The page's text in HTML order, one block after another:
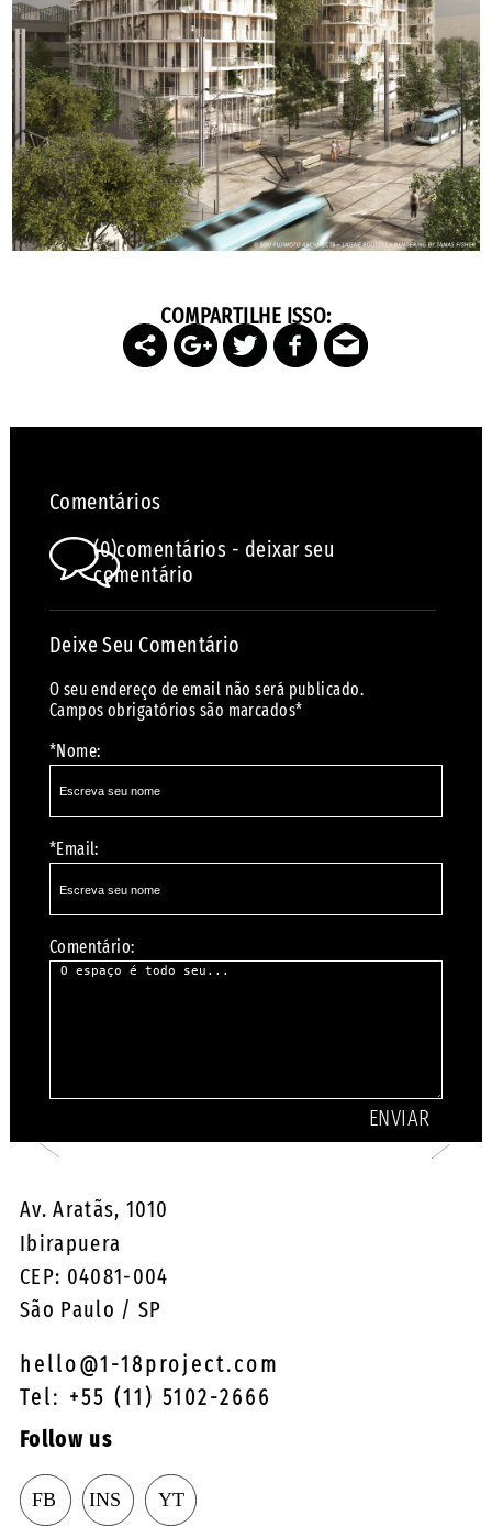
COMPARTILHE ISSO:
Comentários
(0)comentários - deixar seu
comentário
Deixe Seu Comentário
O seu endereço de email não será publicado.
Campos obrigatórios são marcados*
*Nome:
*Email:
Comentário:
Av. Aratãs, 1010
Ibirapuera
CEP: 04081-004
São Paulo / SP
hello@1-18project.com
Tel: +55 (11) 5102-2666
Follow us